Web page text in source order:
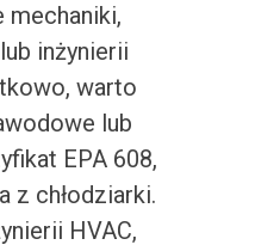
mechaniki,
inżynierii
warto
lub
EPA 608,
z chłodziarki.
HVAC,